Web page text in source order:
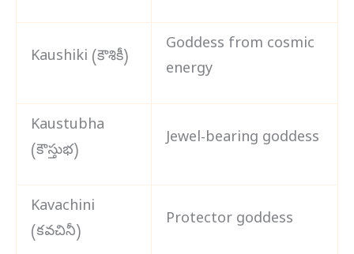
Kaushiki (కౌశికీ)
Goddess from cosmic
energy
Kaustubha
(కౌస్తుభ)
Jewel-bearing goddess
Kavachini
(కవచినీ)
Protector goddess